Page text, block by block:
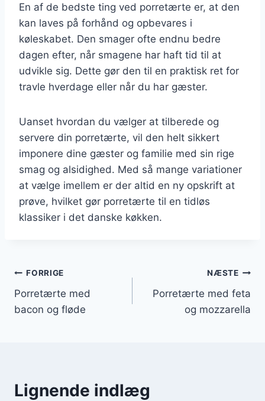
En af de bedste ting ved porretærte er, at den
kan laves på forhånd og opbevares i
køleskabet. Den smager ofte endnu bedre
dagen efter, når smagene har haft tid til at
udvikle sig. Dette gør den til en praktisk ret for
travle hverdage eller når du har gæster.
Uanset hvordan du vælger at tilberede og
servere din porretærte, vil den helt sikkert
imponere dine gæster og familie med sin rige
smag og alsidighed. Med så mange variationer
at vælge imellem er der altid en ny opskrift at
prøve, hvilket gør porretærte til en tidløs
klassiker i det danske køkken.
Indlægsnavigation
FORRIGE
Porretærte med
bacon og fløde
NÆSTE
Porretærte med feta
og mozzarella
Lignende indlæg